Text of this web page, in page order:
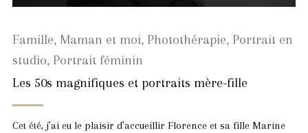
Famille, Maman et moi, Photothérapie, Portrait en
studio, Portrait féminin
Les 50s magnifiques et portraits mère-fille
Cet été, j’ai eu le plaisir d’accueillir Florence et sa fille Marine